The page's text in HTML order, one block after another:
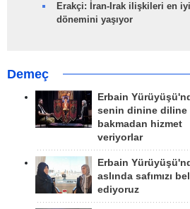
Erakçi: İran-Irak ilişkileri en iyi
dönemini yaşıyor
Demeç
Erbain
senin dinine diline
bakmadan hizmet
veriyorlar
Erbain
aslında safımızı
ediyoruz